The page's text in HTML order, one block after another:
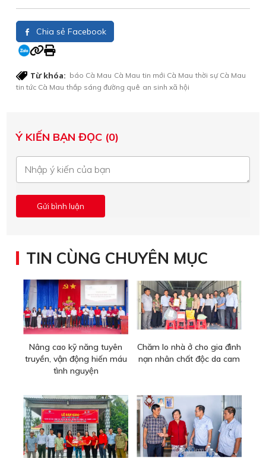
Chia sẻ Facebook
Từ khóa: báo Cà Mau Cà Mau tin mới Cà Mau thời sự Cà Mau
tin tức Cà Mau thắp sáng đường quê an sinh xã hội
Ý KIẾN BẠN ĐỌC (0)
TIN CÙNG CHUYÊN MỤC
Nâng cao kỹ năng tuyên
truyền, vận động hiến máu
tình nguyện
Chăm lo nhà ở cho gia đình
nạn nhân chất độc da cam